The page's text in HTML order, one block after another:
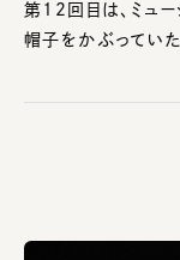
第12回目は、ミュ
帽子をかぶっていた